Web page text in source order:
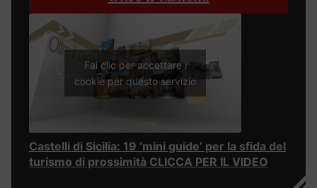
Fai clic per accettare i
cookie per questo servizio
Castelli di Sicilia: 19 ‘mini guide’ per la sfida del
turismo di prossimità CLICCA PER IL VIDEO